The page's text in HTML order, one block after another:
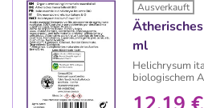
Ausverkauft
ml
Helichrysum
biologischem